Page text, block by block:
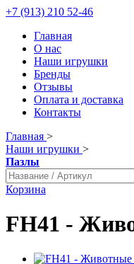
+7 (913) 210 52-46
Главная
О нас
Наши игрушки
Бренды
Отзывы
Оплата и доставка
Контакты
Главная >
Наши игрушки >
Пазлы
Корзина
FH41 -